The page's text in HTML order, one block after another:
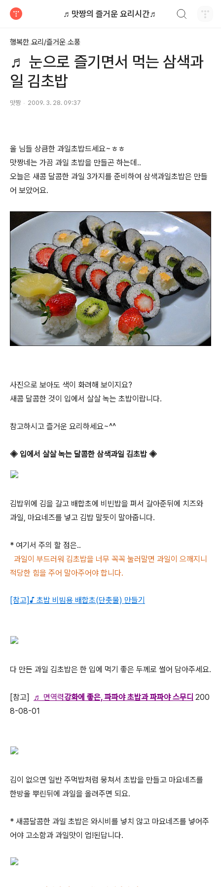
♬맛짱의 즐거운 요리시간♬
행복한 요리/즐거운 소풍
♬ 눈으로 즐기면서 먹는 삼색과
일 김초밥
맛짱 2009. 3. 28. 09:37
울 님들 상큼한 과일초밥드세요~ㅎㅎ
맛짱네는 가끔 과일 초밥을 만들곤 하는데..
오늘은 새콤 달콤한 과일 3가지를 준비하여 삼색과일초밥은 만들
어 보았어요.
사진으로 보아도 색이 화려해 보이지요?
새콤 달콤한 것이 입에서 살살 녹는 초밥이랍니다.
참고하시고 즐거운 요리하세요~^^
◈ 입에서 살살 녹는 달콤한 삼색과일 김초밥 ◈
김밥위에 김을 갈고 배합초에 비빈밥을 펴서 갈아준뒤에 치즈와
과일, 마요네즈를 넣고 김밥 말듯이 말아줍니다.
* 여기서 주의 할 점은..
과일이 부드러워 김초밥을 너무 꼭꼭 눌러말면 과일이 으깨지니
적당한 힘을 주어 말아주어야 합니다.
[참고]♪ 초밥 비빔용 배합초(단촛물) 만들기
다 만든 과일 김초밥은 한 입에 먹기 좋은 두께로 썰어 담아주세요.
[참고] ♬ 면역력강화에 좋은, 파파야 초밥과 파파야 스무디 200
8-08-01
김이 없으면 일반 주먹밥처럼 뭉쳐서 초밥을 만들고 마요네즈를
한방울 뿌린뒤에 과일을 올려주면 되요.
* 새콤달콤한 과일 초밥은 와시비를 넣치 않고 마요네즈를 넣어주
어야 고소함과 과일맛이 업!된답니다.